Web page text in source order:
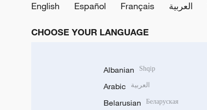
English
Español Français العربية
CHOOSE YOUR LANGUAGE
Albanian Shqip
Arabic العربية
Belarusian Беларуская